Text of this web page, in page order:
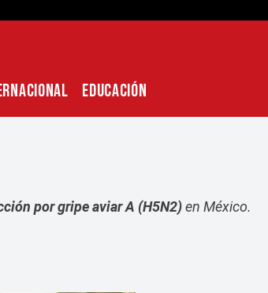
EDUCACIÓN
por gripe aviar A (H5N2)en México.